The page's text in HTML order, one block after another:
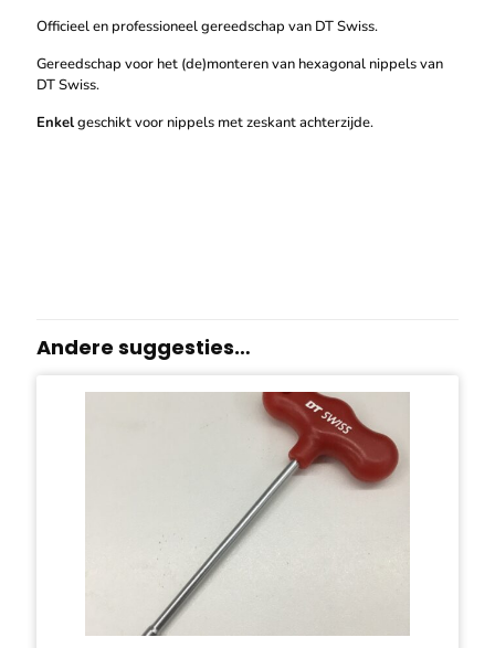
Officieel en professioneel gereedschap van DT Swiss.
Gereedschap voor het (de)monteren van hexagonal nippels van
DT Swiss.
Enkelgeschikt voor nippels met zeskant achterzijde.
Andere suggesties…